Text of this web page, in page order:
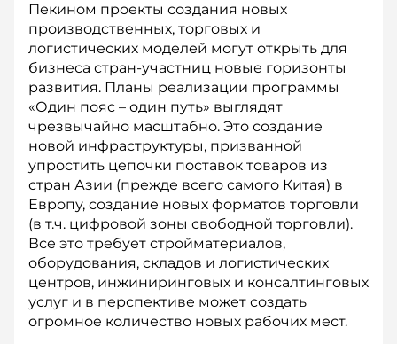
Пекином проекты создания новых
производственных, торговых и
логистических моделей могут открыть для
бизнеса стран-участниц новые горизонты
развития. Планы реализации программы
«Один пояс – один путь» выглядят
чрезвычайно масштабно. Это создание
новой инфраструктуры, призванной
упростить цепочки поставок товаров из
стран Азии (прежде всего самого Китая) в
Европу, создание новых форматов торговли
(в т.ч. цифровой зоны свободной торговли).
Все это требует стройматериалов,
оборудования, складов и логистических
центров, инжиниринговых и консалтинговых
услуг и в перспективе может создать
огромное количество новых рабочих мест.